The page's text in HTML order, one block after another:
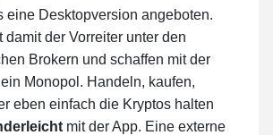
eine Desktopversion angeboten.
damit der Vorreiter unter den
Brokern und schaffen mit der
Monopol. Handeln, kaufen,
eben einfach die Kryptos halten
mit der App. Eine externe